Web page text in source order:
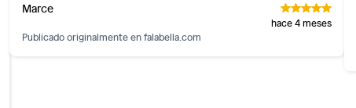
Marce
hace 4 meses
Publicado originalmente enfalabella.com